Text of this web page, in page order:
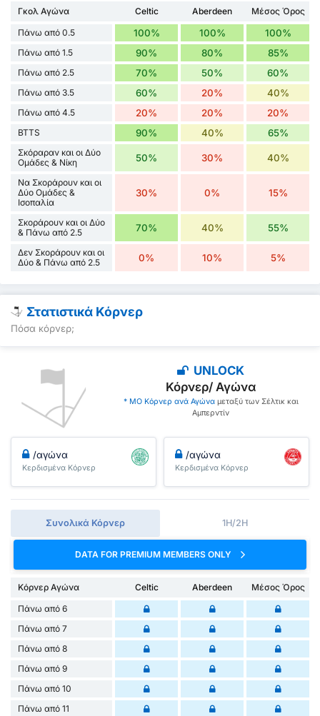
Γκολ Αγώνα Celtic Aberdeen
Μέσος Όρος
Πάνω από 0.5
100% 100% 100%
Πάνω από 1.5 90% 80% 85%
Πάνω από 2.5 70% 50% 60%
Πάνω από 3.5 60% 20% 40%
Πάνω από 4.5 20% 20% 20%
BTTS 90% 40% 65%
Σκόραραν και οι Δύο
Ομάδες & Νίκη
50% 30% 40%
Να Σκοράρουν και οι
Δύο Ομάδες &
Ισοπαλία
30% 0% 15%
Σκοράρουν και οι Δύο
& Πάνω από 2.5
70% 40% 55%
Δεν Σκοράρουν και οι
Δύο & Πάνω από 2.5
0% 10% 5%
Στατιστικά Κόρνερ
Πόσα κόρνερ;
UNLOCK
Κόρνερ/ Αγώνα
* ΜΟ Κόρνερ ανά Αγώνα μεταξύ των Σέλτικ και
Αμπερντίν
/αγώνα
Κερδισμένα Κόρνερ
/αγώνα
Κερδισμένα Κόρνερ
Συνολικά Κόρνερ 1H/2H
DATA FOR PREMIUM MEMBERS ONLY
Κόρνερ Αγώνα Celtic Aberdeen
Μέσος Όρος
Πάνω από 6
Πάνω από 7
Πάνω από 8
Πάνω από 9
Πάνω από 10
Πάνω από 11